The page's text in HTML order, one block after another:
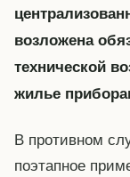
возложена
технической
жилье
В противном
поэтапное